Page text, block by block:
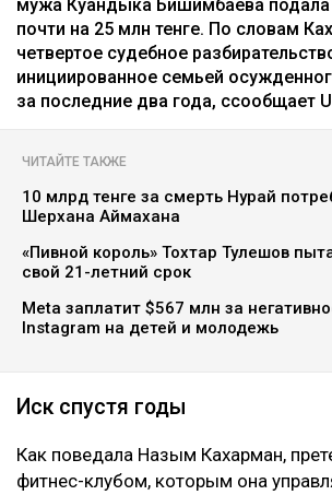
мужа Куандыка Бишимбаева подала
почти на 25 млн тенге. По словам
четвертое судебное
инициированное семьей
за последние два года, ссообщает
ЧИТАЙТЕ ТАКЖЕ
10 млрд тенге за смерть Нурай
Шерхана Аймахана
«Пивной король» Тохтар Тулешов
свой 21-летний срок
Meta заплатит $567 млн за
Instagram на детей и молодежь
Иск спустя годы
Как поведала Назым Кахарман,
фитнес-клубом, которым она